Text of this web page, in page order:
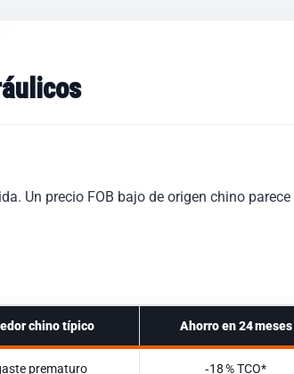
Un precio FOB bajo de origen chino parece
chino típico Ahorro en 24 meses
prematuro ‑18 % TCO*